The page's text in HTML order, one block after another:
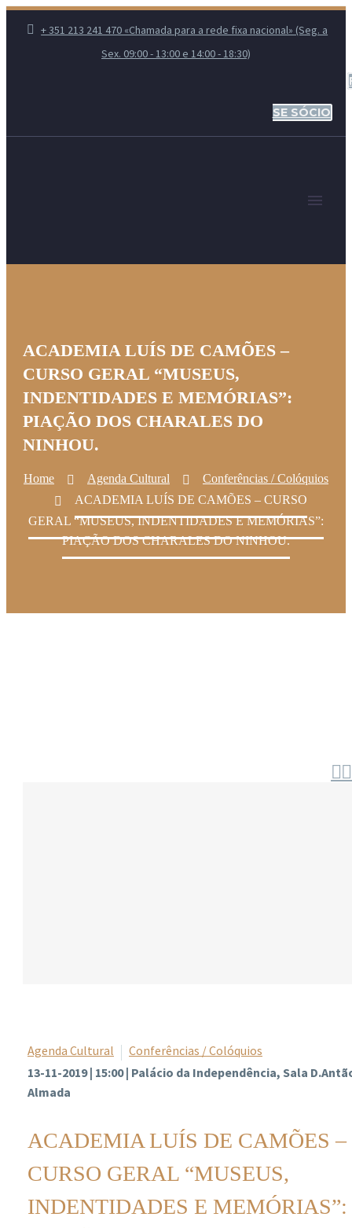
+ 351 213 241 470 «Chamada para a rede fixa nacional» (Seg. a
Sex. 09:00 - 13:00 e 14:00 - 18:30)
SE SÓCIO
ACADEMIA LUÍS DE CAMÕES –
CURSO GERAL “MUSEUS,
INDENTIDADES E MEMÓRIAS”:
PIAÇÃO DOS CHARALES DO
NINHOU.
Home Agenda Cultural
Conferências / Colóquios
ACADEMIA LUÍS DE CAMÕES – CURSO
GERAL “MUSEUS, INDENTIDADES E MEMÓRIAS”:
PIAÇÃO DOS CHARALES DO NINHOU.

Agenda Cultural
Conferências / Colóquios
13-11-2019 | 15:00 | Palácio da Independência, Sala
Almada
ACADEMIA LUÍS DE CAMÕES –
CURSO GERAL “MUSEUS,
INDENTIDADES E MEMÓRIAS”: